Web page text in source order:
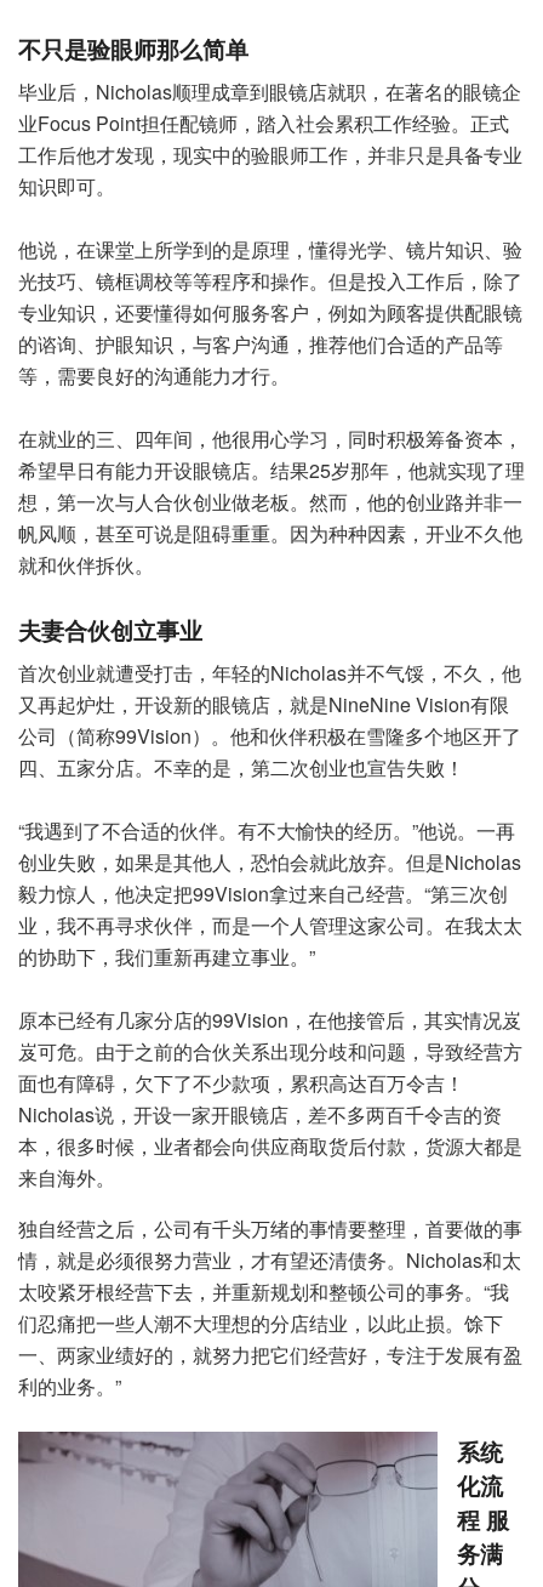
不只是验眼师那么简单
毕业后，Nicholas顺理成章到眼镜店就职，在著名的眼镜企
业Focus Point担任配镜师，踏入社会累积工作经验。正式
工作后他才发现，现实中的验眼师工作，并非只是具备专业
知识即可。
他说，在课堂上所学到的是原理，懂得光学、镜片知识、验
光技巧、镜框调校等等程序和操作。但是投入工作后，除了
专业知识，还要懂得如何服务客户，例如为顾客提供配眼镜
的谘询、护眼知识，与客户沟通，推荐他们合适的产品等
等，需要良好的沟通能力才行。
在就业的三、四年间，他很用心学习，同时积极筹备资本，
希望早日有能力开设眼镜店。结果25岁那年，他就实现了理
想，第一次与人合伙创业做老板。然而，他的创业路并非一
帆风顺，甚至可说是阻碍重重。因为种种因素，开业不久他
就和伙伴拆伙。
夫妻合伙创立事业
首次创业就遭受打击，年轻的Nicholas并不气馁，不久，他
又再起炉灶，开设新的眼镜店，就是NineNine Vision有限
公司（简称99Vision）。他和伙伴积极在雪隆多个地区开了
四、五家分店。不幸的是，第二次创业也宣告失败！
“我遇到了不合适的伙伴。有不大愉快的经历。”他说。一再
创业失败，如果是其他人，恐怕会就此放弃。但是Nicholas
毅力惊人，他决定把99Vision拿过来自己经营。“第三次创
业，我不再寻求伙伴，而是一个人管理这家公司。在我太太
的协助下，我们重新再建立事业。”
原本已经有几家分店的99Vision，在他接管后，其实情况岌
岌可危。由于之前的合伙关系出现分歧和问题，导致经营方
面也有障碍，欠下了不少款项，累积高达百万令吉！
Nicholas说，开设一家开眼镜店，差不多两百千令吉的资
本，很多时候，业者都会向供应商取货后付款，货源大都是
来自海外。
独自经营之后，公司有千头万绪的事情要整理，首要做的事
情，就是必须很努力营业，才有望还清债务。Nicholas和太
太咬紧牙根经营下去，并重新规划和整顿公司的事务。“我
们忍痛把一些人潮不大理想的分店结业，以此止损。馀下
一、两家业绩好的，就努力把它们经营好，专注于发展有盈
利的业务。”
系统
化流
程 服
务满